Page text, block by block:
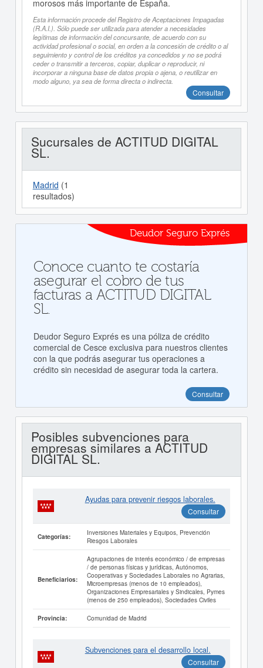
morosos más importante de España.
Esta información procede del Registro de Aceptaciones Impagadas
(R.A.I.). Sólo puede ser utilizada para atender a necesidades
legítimas de información del concursante, de acuerdo con su
actividad profesional o social, en orden a la concesión de crédito o al
seguimiento y control de los créditos ya concedidos y no se podrá
ceder o transmitir a terceros, copiar, duplicar o reproducir, ni
incorporar a ninguna base de datos propia o ajena, o reutilizar en
modo alguno, ya sea de forma directa o indirecta.
Consultar
Sucursales de ACTITUD DIGITAL
SL.
Madrid (1
resultados)
Deudor Seguro Exprés
Conoce cuanto te costaría
asegurar el cobro de tus
facturas a ACTITUD DIGITAL
SL.
Deudor Seguro Exprés es una póliza de crédito
comercial de Cesce exclusiva para nuestros clientes
con la que podrás asegurar tus operaciones a
crédito sin necesidad de asegurar toda la cartera.
Consultar
Posibles subvenciones para
empresas similares a ACTITUD
DIGITAL SL.
Ayudas para prevenir riesgos laborales.
Consultar
Categorías:
Inversiones Materiales y Equipos, Prevención
Riesgos Laborales
Beneficiarios:
Agrupaciones de interés económico / de empresas
/ de personas físicas y jurídicas, Autónomos,
Cooperativas y Sociedades Laborales no Agrarias,
Microempresas (menos de 10 empleados),
Organizaciones Empresariales y Sindicales, Pymes
(menos de 250 empleados), Sociedades Civiles
Provincia: Comunidad de Madrid
Subvenciones para el desarrollo local.
Consultar